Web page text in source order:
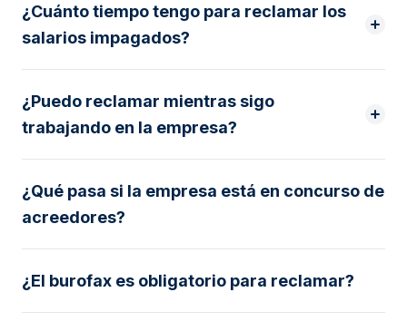
¿Cuánto tiempo tengo para reclamar los
salarios impagados?
¿Puedo reclamar mientras sigo
trabajando en la empresa?
¿Qué pasa si la empresa está en concurso de
acreedores?
¿El burofax es obligatorio para reclamar?